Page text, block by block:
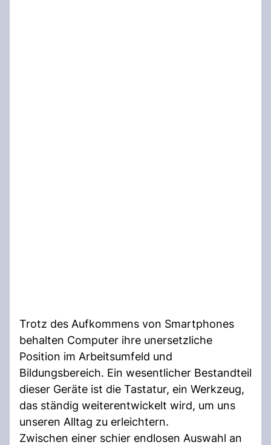
Trotz des Aufkommens von Smartphones
behalten Computer ihre unersetzliche
Position im Arbeitsumfeld und
Bildungsbereich. Ein wesentlicher Bestandteil
dieser Geräte ist die Tastatur, ein Werkzeug,
das ständig weiterentwickelt wird, um uns
unseren Alltag zu erleichtern.
Zwischen einer schier endlosen Auswahl an